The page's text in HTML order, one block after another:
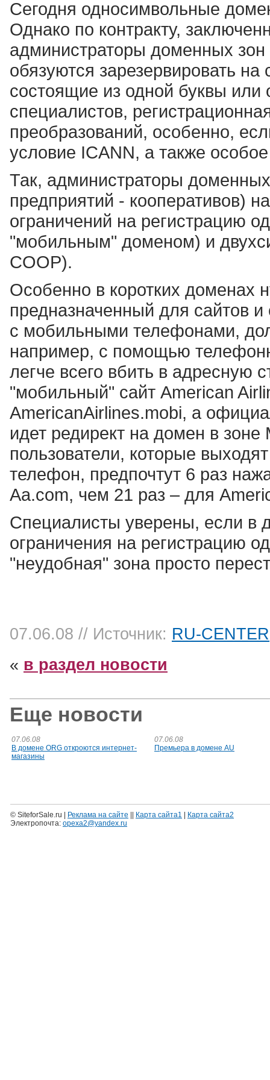
Сегодня односимвольные
Однако по контракту,
администраторы доменных
обязуются зарезервировать
состоящие из одной буквы
специалистов,
преобразований, особенно,
условие ICANN, а также
Так, администраторы
предприятий - кооперативов)
ограничений на регистрацию
"мобильным" доменом) и
COOP).
Особенно в коротких доменах
предназначенный для сайтов
с мобильными телефонами,
например, с помощью
легче всего вбить в адресную
"мобильный" сайт American
AmericanAirlines.mobi, а
идет редирект на домен в
пользователи, которые
телефон, предпочтут 6 раз
Aа.com, чем 21 раз – для
Специалисты уверены, если в
ограничения на регистрацию
"неудобная" зона просто
07.06.08 // Источник: RU-CENTER
« в раздел новости
Еще новости
07.06.08
В домене ORG откроются интернет-
магазины
07.06.08
Премьера в домене AU
© SiteforSale.ru | Реклама на сайте Карта сайта1
Карта сайта2
Электропочта: opexa2@yandex.ru